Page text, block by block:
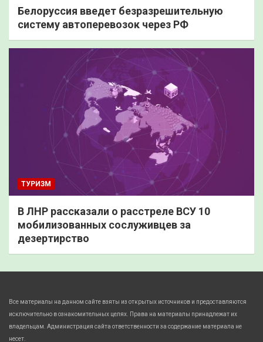
Белоруссия введет безразрешительную
систему автоперевозок через РФ
ТУРИЗМ
В ЛНР рассказали о расстреле ВСУ 10
мобилизованных сослуживцев за
дезертирство
Все материалы на данном сайте взяты из открытых источников и предоставляются
исключительно в ознакомительных целях. Права на материалы принадлежат их
владельцам. Администрация сайта ответственности за содержание материала не
несет.